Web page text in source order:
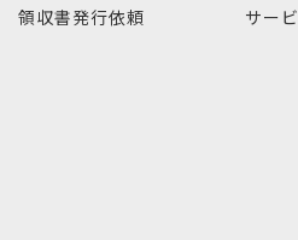
領収書発行依頼 サー